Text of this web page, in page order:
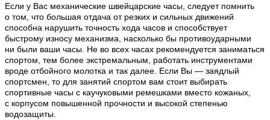
Если у Вас механические швейцарские часы, следует помнить
о том, что большая отдача от резких и сильных движений
способна нарушить точность хода часов и способствует
быстрому износу механизма, насколько бы противоударными
ни были ваши часы. Не во всех часах рекомендуется заниматься
спортом, тем более экстремальным, работать инструментами
вроде отбойного молотка и так далее. Если Вы — заядлый
спортсмен, то для занятий спортом вам стоит выбирать
спортивные часы с каучуковыми ремешками вместо кожаных,
с корпусом повышенной прочности и высокой степенью
водозащиты.